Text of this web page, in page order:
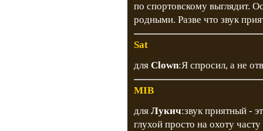
по спортовскому выглядит.
родными. Разве что звук
Sat
для Clown:Я спросил, а не
MIB
для Лукич:звук приятный -
глухой просто на охоту